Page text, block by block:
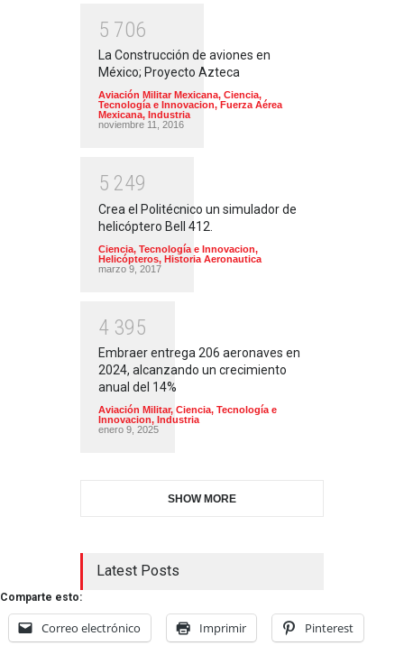
5 706
La Construcción de aviones en
México; Proyecto Azteca
Aviación Militar Mexicana, Ciencia,
Tecnología e Innovacion, Fuerza Aérea
Mexicana, Industria
noviembre 11, 2016
5 249
Crea el Politécnico un simulador de
helicóptero Bell 412.
Ciencia, Tecnología e Innovacion,
Helicópteros, Historia Aeronautica
marzo 9, 2017
4 395
Embraer entrega 206 aeronaves en
2024, alcanzando un crecimiento
anual del 14%
Aviación Militar, Ciencia, Tecnología e
Innovacion, Industria
enero 9, 2025
SHOW MORE
Latest Posts
Comparte esto:
Correo electrónico Imprimir Pinterest